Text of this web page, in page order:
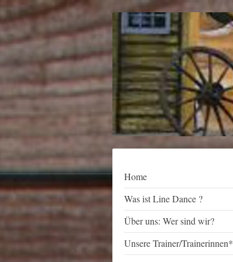
Home
Was ist Line Dance ?
Über uns: Wer sind wir?
Unsere Trainer/Trainerinnen*